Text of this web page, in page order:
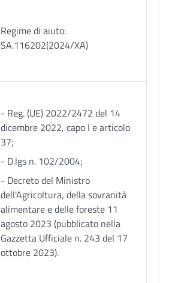
Regime di aiuto:
SA.116202(2024/XA)
- Reg. (UE) 2022/2472 del 14
dicembre 2022, capo I e articolo
37;
- D.lgs n. 102/2004;
- Decreto del Ministro
dell'Agricoltura, della sovranità
alimentare e delle foreste 11
agosto 2023 (pubblicato nella
Gazzetta Ufficiale n. 243 del 17
ottobre 2023).